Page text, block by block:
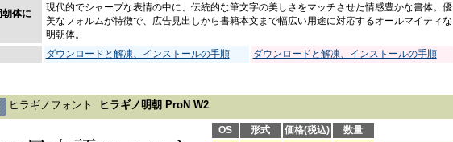
朝体に
現代的でシャープな表情の中に、伝統的な筆文字の美しさをマッチさせた情感豊かな書体。優
美なフォルムが特徴で、広告見出しから書籍本文まで幅広い用途に対応するオールマイティな
明朝体。
ダウンロードと解凍、インストールの手順 ダウンロードと解凍、インストールの手順
ヒラギノフォント ヒラギノ明朝 ProN W2
OS 形式 価格(税込) 数量